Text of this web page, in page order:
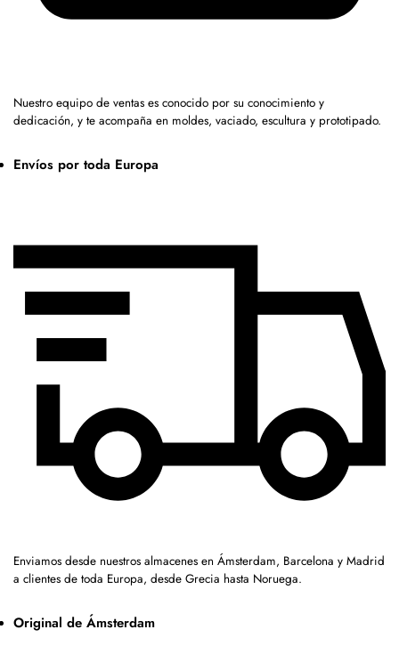
Nuestro equipo de ventas es conocido por su conocimiento y
dedicación, y te acompaña en moldes, vaciado, escultura y prototipado.
Envíos por toda Europa
Enviamos desde nuestros almacenes en Ámsterdam, Barcelona y Madrid
a clientes de toda Europa, desde Grecia hasta Noruega.
Original de Ámsterdam